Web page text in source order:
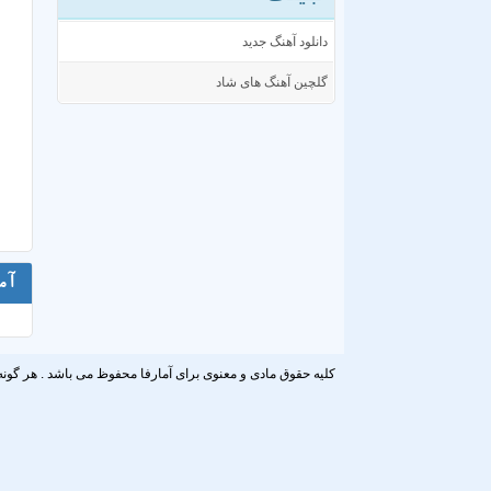
دانلود آهنگ جدید
گلچین آهنگ های شاد
کلیه حقوق مادی و معنوی برای آمارفا محفوظ می باشد . هر